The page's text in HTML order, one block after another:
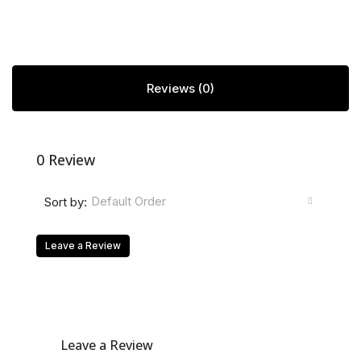
Reviews (0)
0 Review
Sort by: Default Order
Leave a Review
Leave a Review